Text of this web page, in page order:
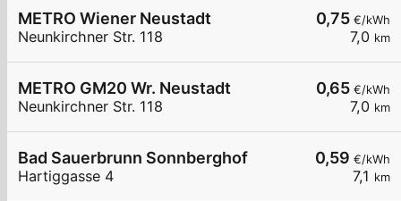
0,75 €/kWh
7,0 km
METRO Wiener Neustadt
Neunkirchner Str. 118
0,65 €/kWh
7,0 km
METRO GM20 Wr. Neustadt
Neunkirchner Str. 118
0,59 €/kWh
7,1 km
Bad Sauerbrunn Sonnberghof
Hartiggasse 4